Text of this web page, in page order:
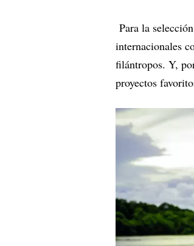
Para la
internacionales
filántropos. Y,
proyectos